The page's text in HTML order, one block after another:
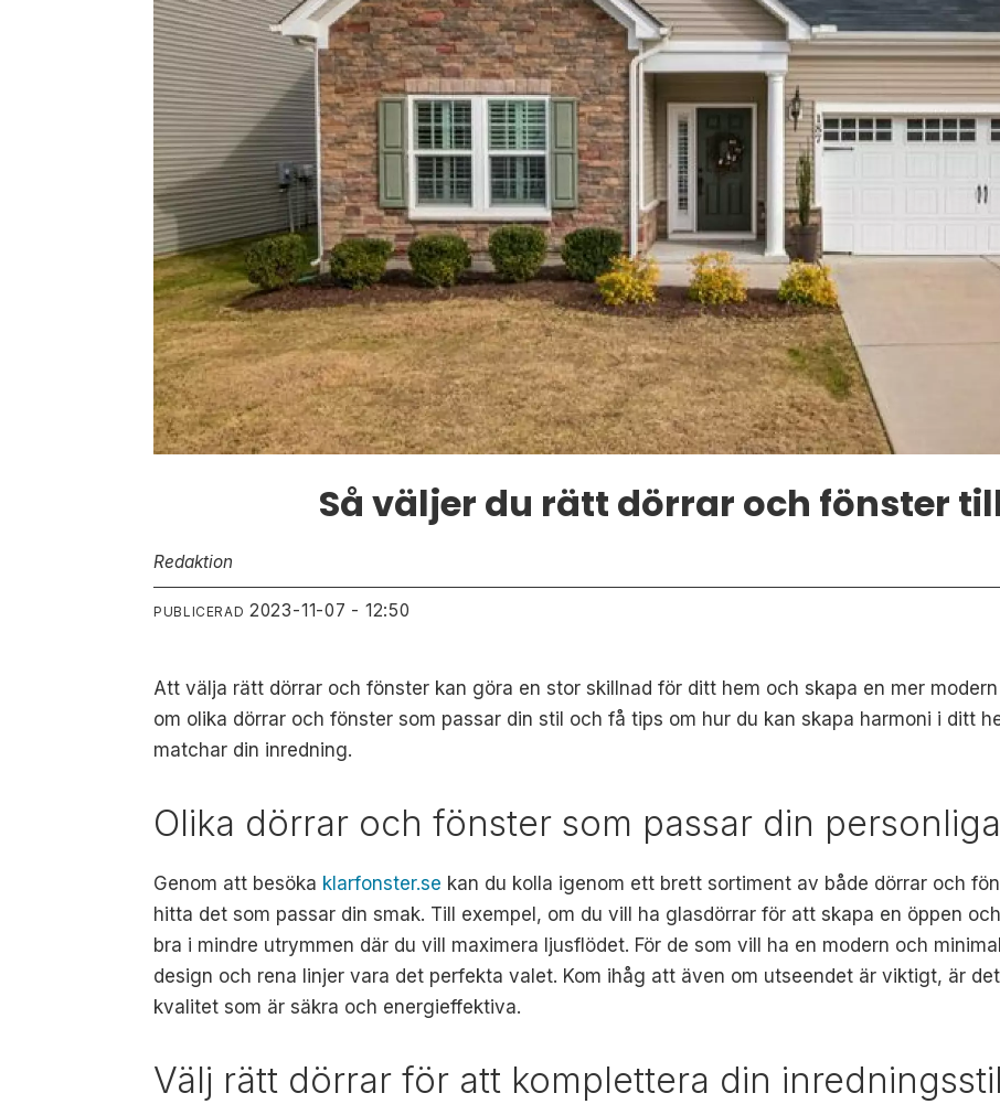
Så väljer du rätt dörrar och fönster
Redaktion
PUBLICERAD 2023-11-07 - 12:50
Att välja rätt dörrar och fönster kan göra en stor skillnad för ditt hem och skapa en mer
om olika dörrar och fönster som passar din stil och få tips om hur du kan skapa harmoni i ditt
matchar din inredning.
Olika dörrar och fönster som passar din
Genom att besöka klarfonster.se kan du kolla igenom ett brett sortiment av både dörrar och
hitta det som passar din smak. Till exempel, om du vill ha glasdörrar för att skapa en öppen
bra i mindre utrymmen där du vill maximera ljusflödet. För de som vill ha en modern och
design och rena linjer vara det perfekta valet. Kom ihåg att även om utseendet är viktigt, är
kvalitet som är säkra och energieffektiva.
Välj rätt dörrar för att komplettera din inredningsstil